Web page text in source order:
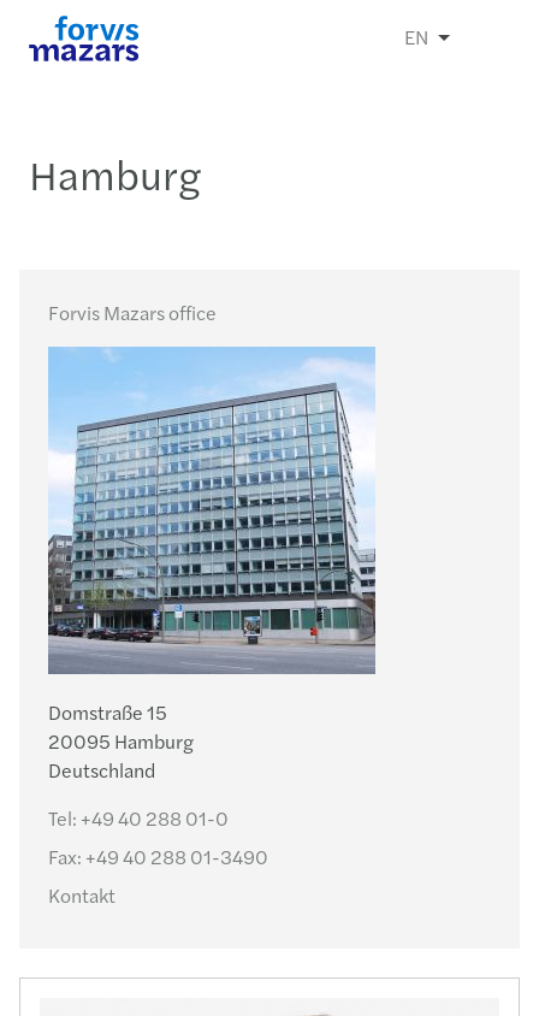
EN
Hamburg
Forvis Mazars office
Domstraße 15
20095 Hamburg
Deutschland
Tel: +49 40 288 01-0
Fax: +49 40 288 01-3490
Kontakt